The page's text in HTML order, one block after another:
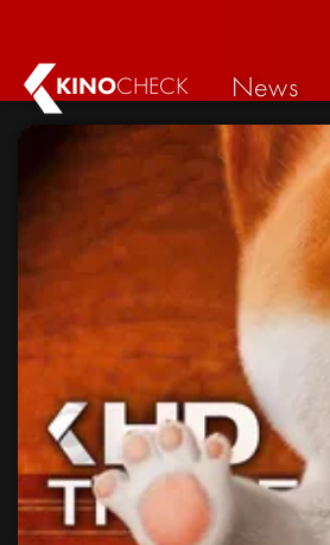
KINOCHECK News